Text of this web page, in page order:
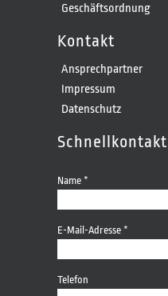
Geschäftsordnung
Kontakt
Ansprechpartner
Impressum
Datenschutz
Schnellkontakt
Name *
E-Mail-Adresse *
Telefon